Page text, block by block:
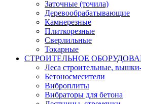
Заточные (точила)
Деревообрабатывающие
Камнерезные
Плиткорезные
Сверлильные
Токарные
СТРОИТЕЛЬНОЕ
Леса строительные,
Бетоносмесители
Виброплиты
Вибраторы для бетона